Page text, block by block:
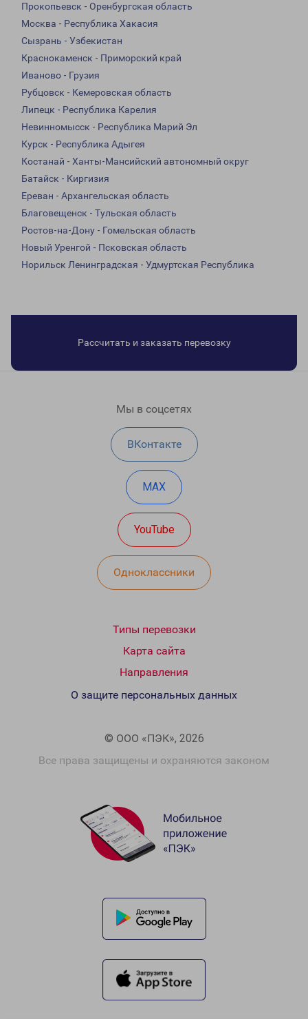
Прокопьевск - Оренбургская область
Москва - Республика Хакасия
Сызрань - Узбекистан
Краснокаменск - Приморский край
Иваново - Грузия
Рубцовск - Кемеровская область
Липецк - Республика Карелия
Невинномысск - Республика Марий Эл
Курск - Республика Адыгея
Костанай - Ханты-Мансийский автономный округ
Батайск - Киргизия
Ереван - Архангельская область
Благовещенск - Тульская область
Ростов-на-Дону - Гомельская область
Новый Уренгой - Псковская область
Норильск Ленинградская - Удмуртская Республика
Рассчитать и заказать перевозку
Мы в соцсетях
ВКонтакте
MAX
YouTube
Одноклассники
Типы перевозки
Карта сайта
Направления
© ООО «ПЭК», 2026
Все права защищены и охраняются законом
О защите персональных данных